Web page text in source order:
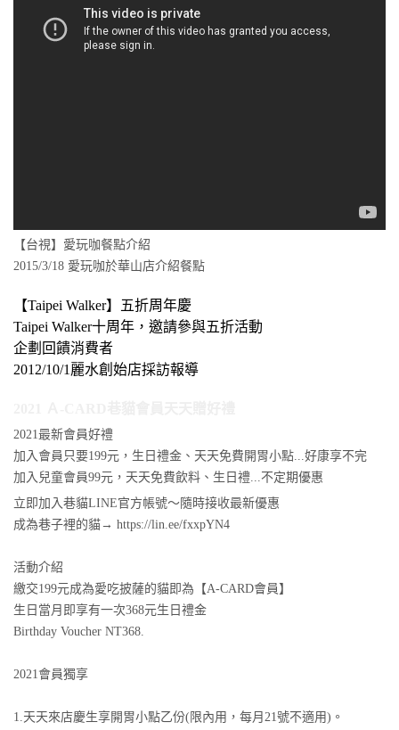
【台視】愛玩咖餐點介紹
2015/3/18 愛玩咖於華山店介紹餐點
【Taipei Walker】五折周年慶
Taipei Walker十周年，邀請參與五折活動
企劃回饋消費者
2012/10/1麗水創始店採訪報導
2021最新會員好禮
加入會員只要199元，生日禮金、天天免費開胃小點...好康享不完
加入兒童會員99元，天天免費飲料、生日禮...不定期優惠
立即加入巷貓LINE官方帳號～隨時接收最新優惠
成為巷子裡的貓→ https://lin.ee/fxxpYN4
活動介紹
繳交199元成為愛吃披薩的貓即為【A-CARD會員】
生日當月即享有一次368元生日禮金
Birthday Voucher NT368.
2021會員獨享
1.天天來店慶生享開胃小點乙份(限內用，每月21號不適用)。